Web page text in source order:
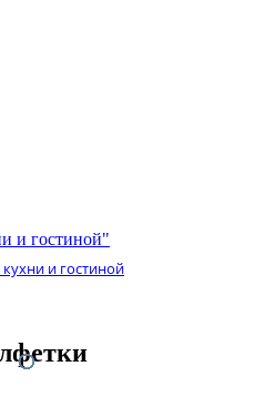
и гостиной"
и гостиной